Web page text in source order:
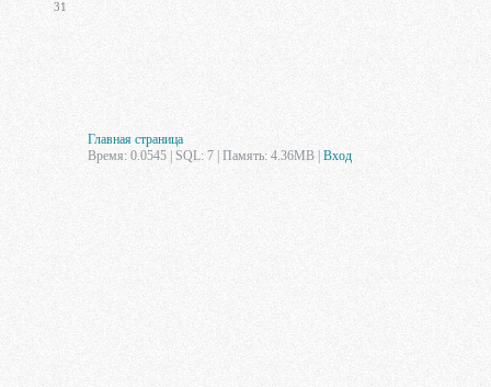
31
Главная страница
Время: 0.0545 | SQL: 7 | Память: 4.36MB Вход